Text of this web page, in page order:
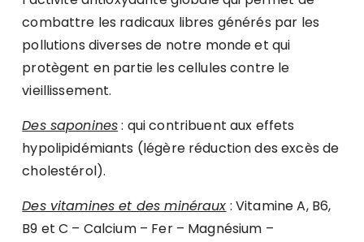
combattre les radicaux libres générés par les
pollutions diverses de notre monde et qui
protègent en partie les cellules contre le
vieillissement.
Des saponines: qui contribuent aux effets
hypolipidémiants (légère réduction des excès de
cholestérol).
Des vitamines et des minéraux : Vitamine A, B6,
B9 et C – Calcium – Fer – Magnésium –